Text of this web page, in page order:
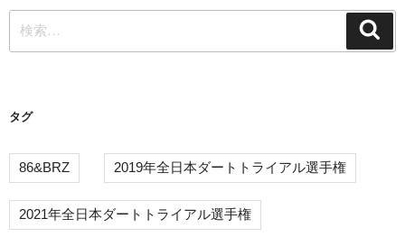
ビ
ゲ
ョ
ン
ジ
索:
タグ
86&BRZ 2019年全日本ダートトライアル選手権
2021年全日本ダートトライアル選手権